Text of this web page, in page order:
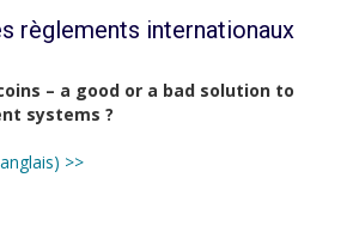
règlements internationaux
– a good or a bad solution to
systems ?
>>